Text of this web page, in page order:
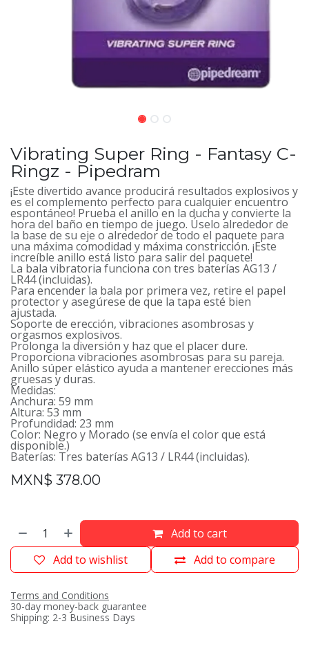
Vibrating Super Ring - Fantasy C-
Ringz - Pipedram
¡Este divertido avance producirá resultados explosivos y
es el complemento perfecto para cualquier encuentro
espontáneo! Prueba el anillo en la ducha y convierte la
hora del baño en tiempo de juego. Úselo alrededor de
la base de su eje o alrededor de todo el paquete para
una máxima comodidad y máxima constricción. ¡Este
increíble anillo está listo para salir del paquete!
La bala vibratoria funciona con tres baterías AG13 /
LR44 (incluidas).
Para encender la bala por primera vez, retire el papel
protector y asegúrese de que la tapa esté bien
ajustada.
Soporte de erección, vibraciones asombrosas y
orgasmos explosivos.
Prolonga la diversión y haz que el placer dure.
Proporciona vibraciones asombrosas para su pareja.
Anillo súper elástico ayuda a mantener erecciones más
gruesas y duras.
Medidas:
Anchura: 59 mm
Altura: 53 mm
Profundidad: 23 mm
Color: Negro y Morado (se envía el color que está
disponible.)
Baterías: Tres baterías AG13 / LR44 (incluidas).
MXN$ 378.00
Add to cart
Add to compare
Add to wishlist
Terms and Conditions
30-day money-back guarantee
Shipping: 2-3 Business Days